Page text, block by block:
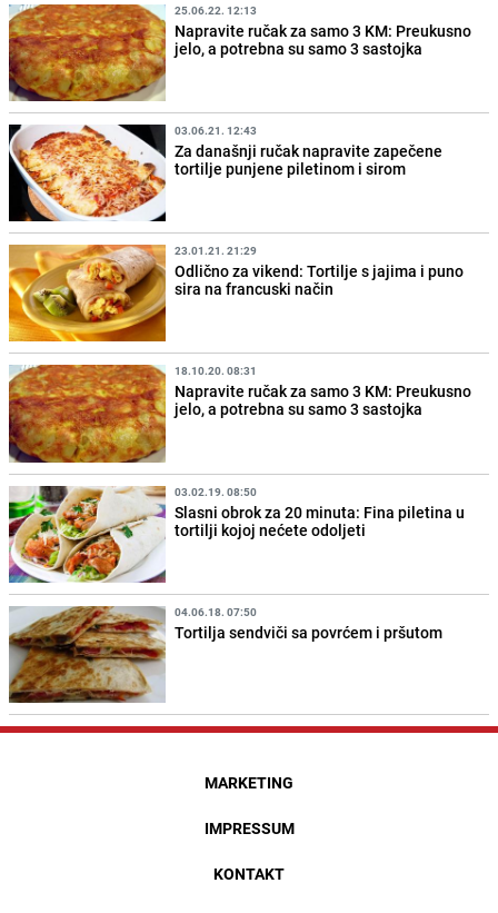
25.06.22. 12:13
Napravite ručak za samo 3 KM: Preukusno
jelo, a potrebna su samo 3 sastojka
03.06.21. 12:43
Za današnji ručak napravite zapečene
tortilje punjene piletinom i sirom
23.01.21. 21:29
Odlično za vikend: Tortilje s jajima i puno
sira na francuski način
18.10.20. 08:31
Napravite ručak za samo 3 KM: Preukusno
jelo, a potrebna su samo 3 sastojka
03.02.19. 08:50
Slasni obrok za 20 minuta: Fina piletina u
tortilji kojoj nećete odoljeti
04.06.18. 07:50
Tortilja sendviči sa povrćem i pršutom
MARKETING
IMPRESSUM
KONTAKT